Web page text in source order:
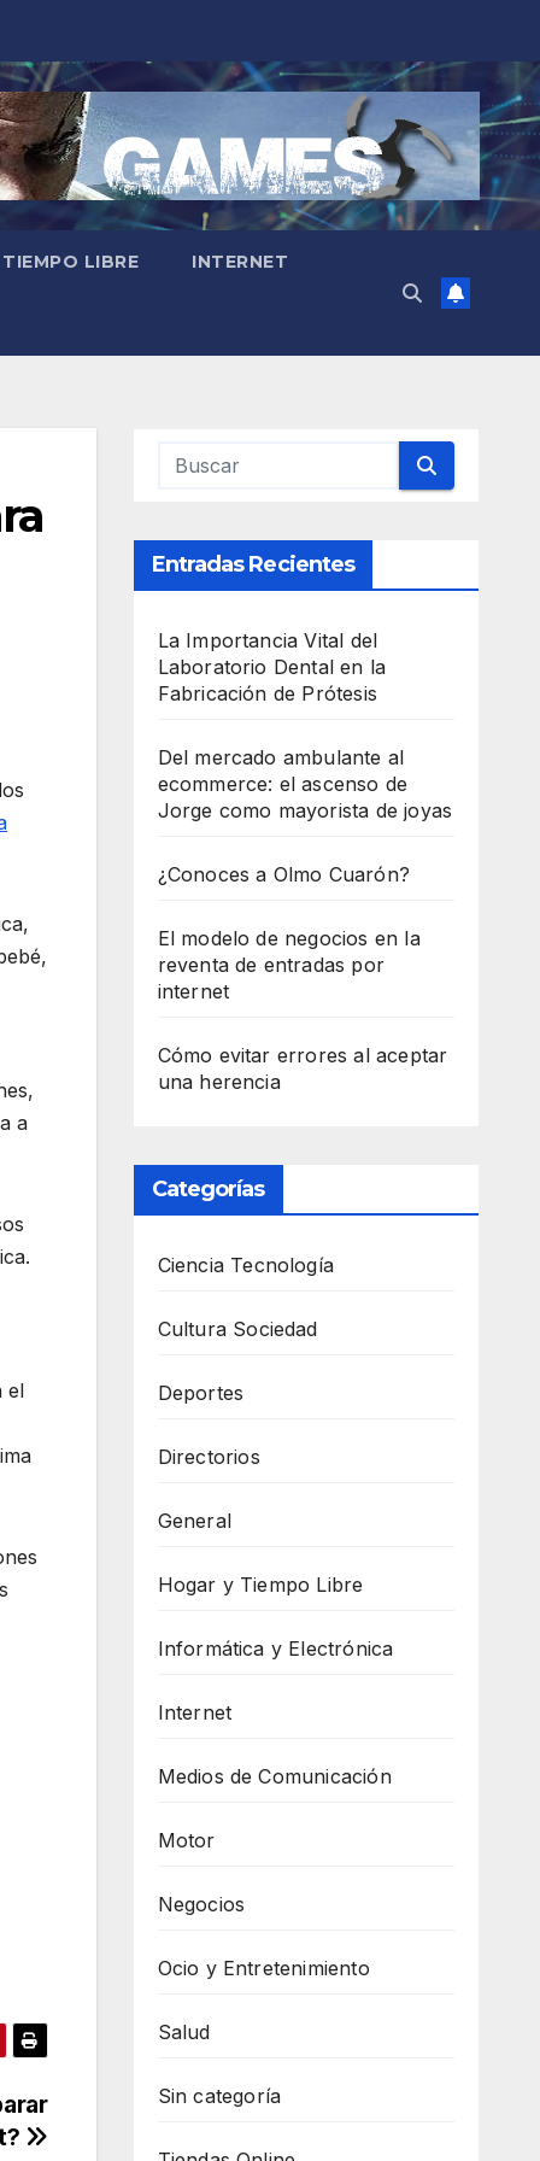
LIBRE INTERNET
a
el
Entradas Recientes
La Importancia Vital del
Laboratorio Dental en la
Fabricación de Prótesis
Del mercado ambulante al
ecommerce: el ascenso de
Jorge como mayorista de joyas
¿Conoces a Olmo Cuarón?
El modelo de negocios en la
reventa de entradas por
internet
Cómo evitar errores al aceptar
una herencia
Categorías
Ciencia Tecnología
Cultura Sociedad
Deportes
Directorios
General
Hogar y Tiempo Libre
Informática y Electrónica
Internet
Medios de Comunicación
Motor
Negocios
Ocio y Entretenimiento
Salud
Sin categoría